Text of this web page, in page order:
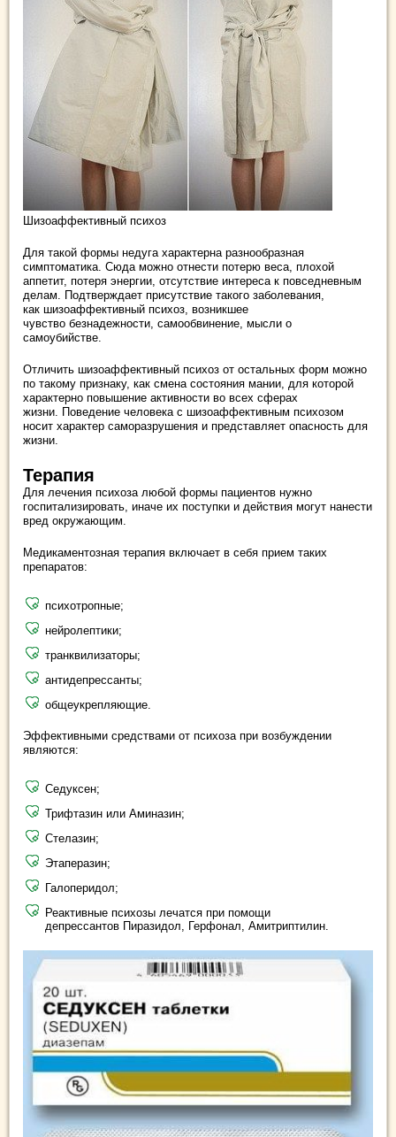
Шизоаффективный психоз
Для такой формы недуга характерна разнообразная
симптоматика. Сюда можно отнести потерю веса, плохой
аппетит, потеря энергии, отсутствие интереса к повседневным
делам. Подтверждает присутствие такого заболевания,
как шизоаффективный психоз, возникшее
чувство безнадежности, самообвинение, мысли о
самоубийстве.
Отличить шизоаффективный психоз от остальных форм можно
по такому признаку, как смена состояния мании, для которой
характерно повышение активности во всех сферах
жизни. Поведение человека с шизоаффективным психозом
носит характер саморазрушения и представляет опасность для
жизни.
Терапия
Для лечения психоза любой формы пациентов нужно
госпитализировать, иначе их поступки и действия могут нанести
вред окружающим.
Медикаментозная терапия включает в себя прием таких
препаратов:
психотропные;
нейролептики;
транквилизаторы;
антидепрессанты;
общеукрепляющие.
Эффективными средствами от психоза при возбуждении
являются:
Седуксен;
Трифтазин или Аминазин;
Стелазин;
Этаперазин;
Галоперидол;
Реактивные психозы лечатся при помощи
депрессантов Пиразидол, Герфонал, Амитриптилин.